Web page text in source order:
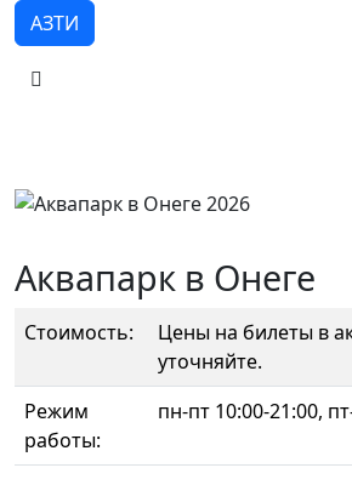
АЗТИ
Аквапарк в Онеге
Стоимость:
Цены на билеты в
уточняйте.
Режим
работы:
пн-пт 10:00-21:00,